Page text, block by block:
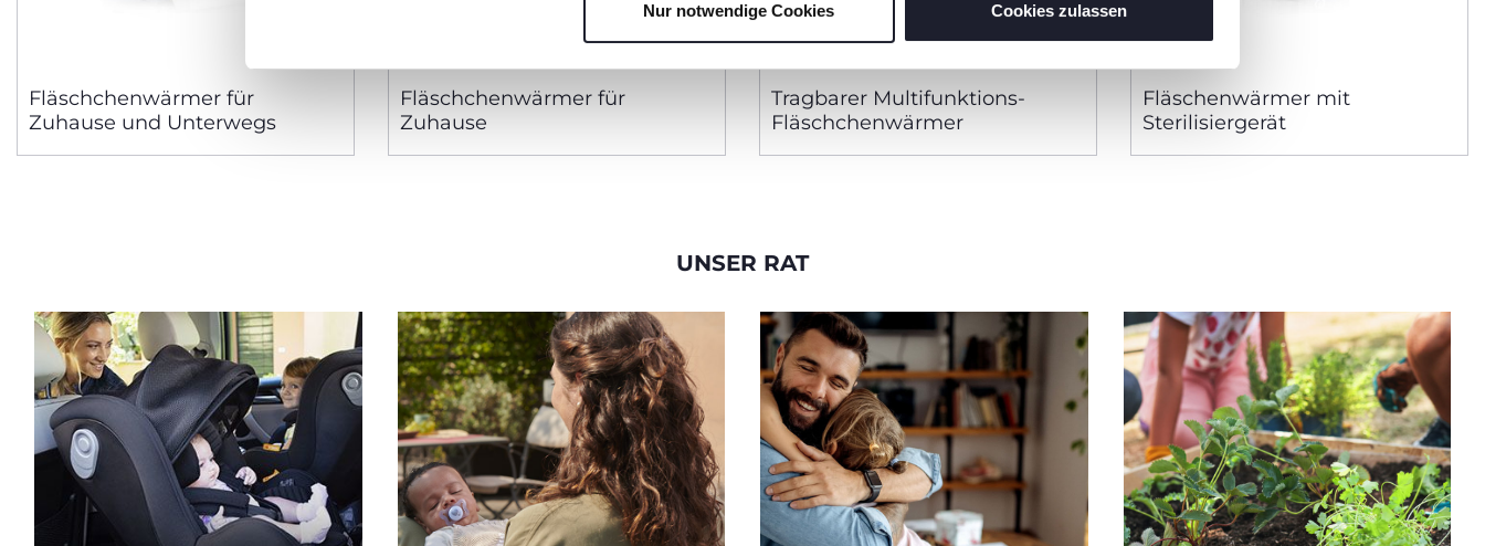
Nur notwendige Cookies Cookies zulassen
Fläschchenwärmer für
Zuhause und Unterwegs
Fläschchenwärmer für
Zuhause
Tragbarer Multifunktions-
Fläschchenwärmer
Fläschenwärmer mit
Sterilisiergerät
UNSER RAT